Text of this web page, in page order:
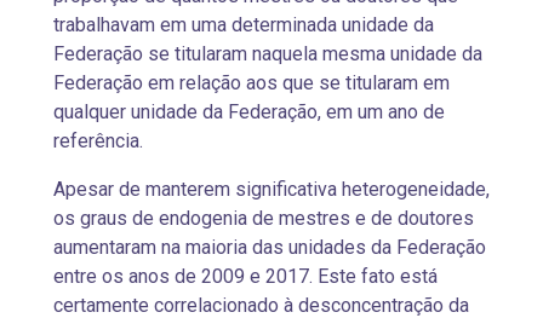
trabalhavam em uma determinada unidade da
Federação se titularam naquela mesma unidade da
Federação em relação aos que se titularam em
qualquer unidade da Federação, em um ano de
referência.
Apesar de manterem significativa heterogeneidade,
os graus de endogenia de mestres e de doutores
aumentaram na maioria das unidades da Federação
entre os anos de 2009 e 2017. Este fato está
certamente correlacionado à desconcentração da